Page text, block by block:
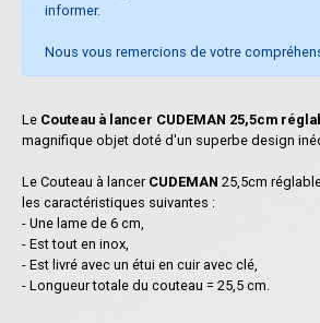
informer.
Nous vous remercions de votre
Le Couteau à lancer CUDEMAN 25,5cm
magnifique objet doté d'un superbe design
Le Couteau à lancerCUDEMAN 25,5cm
les caractéristiques suivantes :
- Une lame de 6 cm,
- Est tout en inox,
- Est livré avec un étui en cuir avec clé,
- Longueur totale du couteau = 25,5 cm.